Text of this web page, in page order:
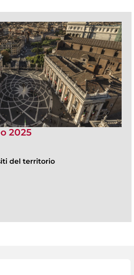
2025
del territorio